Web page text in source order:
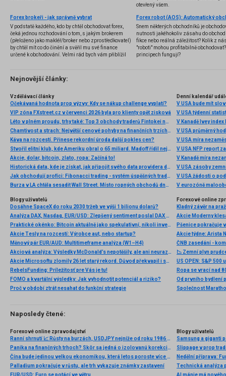
otevřený všem.
Forex brokeři - jak správně vybrat
V podstatě každého, kdo by chtěl obchodovat forex,
čeká jednou rozhodování o tom, s jakým brokerem
(přeloženo jako makléř/broker nebo zprostředkovatel)
by chtěl mít co do činění a svěřil mu své finance
určené k obchodování. Velmi rád bych vám přiblížil
několik příkladů nejznámějších z nich.
Snem některých obchodníků je
nutnosti jakéhokoliv zásahu do
fikce nebo reálná záležitost? Kolik z
"roboti" mohou profitabilně
principech fungují?
Nejnovější články:
Vzdělávací články
Očekávaná hodnota prop výzvy: Kdy se nákup challenge vyplatí?
VIP zóna FXstreet.cz v červenci 2026 byla pro klienty opět zisková
Léto v plném proudu, trhy také: Top 3 obchody traderů Fintokei na indexech a zlatě
Chamtivost a strach: Největší cenové pohyby na finančních trzích (červenec 2026)
Káva na rozcestí. Přinese rekordní úroda další pokles cen?
Stvořil elitní klub, kde Ameriku obral o 65 miliard. Madoff řídil největší Ponzi dějin
Akcie, dolar, bitcoin, zlato, ropa: Začíná to!
Historická data, kde je získat, jak připojit svého data providera do MultiCharts a proč je budeme potřebovat? (4. díl)
Jak obchodují profíci: Fibonacci trading - systém úspěšných traderů
Burza v LA chtěla sesadit Wall Street. Místo ropných obchodů dnes místem duní basy
Denní kalendář
V USA bude mít
V USA týdenní
V Kanadě Ivey index
V USA průměrný
V USA míra
V USA NFP report
V Kanadě míra
V USA zásoby
V USA žádosti o
V eurozóně
Blogy uživatelů
Dosáhne SpaceX do roku 2030 tržeb ve výši 1 bilionu dolarů?
Analýza DAX, Nasdaq, EUR/USD: Zlepšený sentiment poslal DAX na nová maxima
Praktické okénko: Bitcoin aktuálně jako spekulativní, nikoli investiční aktivum
Akcie Tesly na rozcestí: Výrobce aut, nebo startup?
Měnový pár EUR/AUD: Multitimeframe analýza (W1–H4)
Akciová analýza: Výsledky McDonald’s nepotěšily, ale ani neurazily. Jakou vizi společnost prezentovala?
Akcie Microsoftu zlomily 26 let starý rekord. Důvod překvapil i samotné investory
RebelsFunding: Príležitosť pre Vás je tu!
FOMO a kvartální výsledky: Jak vyhodnotit potenciál a riziko?
Proč v období ztrát nesahat do funkční strategie
Forexové online
Kladný závěr na
ČNB zasedání -
📉 Zemní plyn
Ropa se vrací nad
Naposledy čtené:
Forexové online zpravodajství
Ranní shrnutí 📈 Růsty na burzách, USDJPY nejníže od roku 1986 (30.06.2026)
Panika na finančných trhoch? Skôr sa jedná o izolovanú korekciu na akciách.
Čína bude jedinou velkou ekonomikou, která letos poroste více než loni
Palladium pokračuje v růstu, ale trh vykazuje známky zastavení
EUR/USD: Euro se potácí ve větru
Blogy uživatelů
Samsung a giganti
Slippage v prop
Nedělní příprava:
AI mánie má